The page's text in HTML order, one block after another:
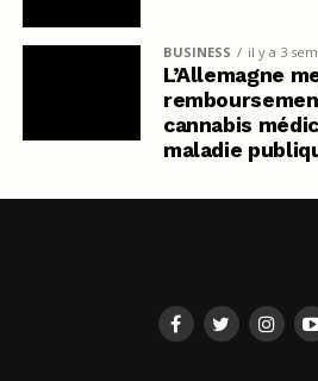
BUSINESS il y a 3
L’Allemagne
cannabis
maladie